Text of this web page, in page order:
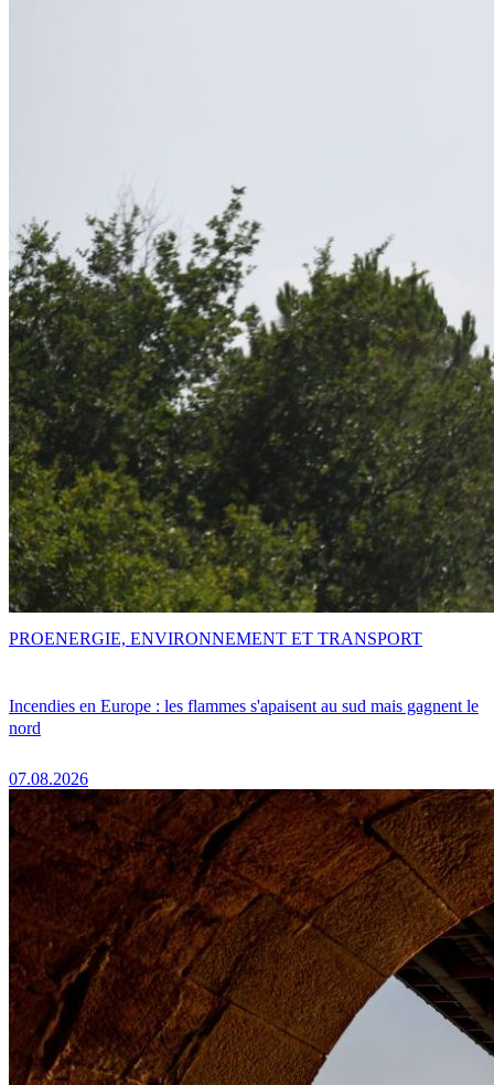
Incendies en Europe : les flammes s'apaisent au sud mais gagnent le
nord
07.08.2026
PROENERGIE, ENVIRONNEMENT ET TRANSPORT